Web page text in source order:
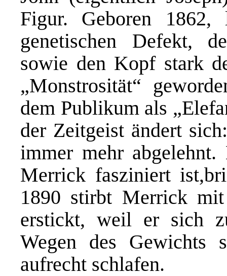
Figur. Geboren
genetischen Defekt,
sowie den Kopf stark
„Monstrosität“
dem Publikum als
der Zeitgeist ändert
immer mehr
Merrick fasziniert
1890 stirbt Merrick
erstickt, weil er sich
Wegen des Gewichts
aufrecht schlafen.